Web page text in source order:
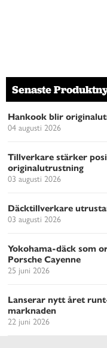
Senaste
Hankook blir
04 augusti 2026
Tillverkare stärker
originalutrustning
03 augusti 2026
Däcktillverkare
03 augusti 2026
Yokohama-däck som
Porsche Cayenne
25 juni 2026
Lanserar nytt året
marknaden
22 juni 2026